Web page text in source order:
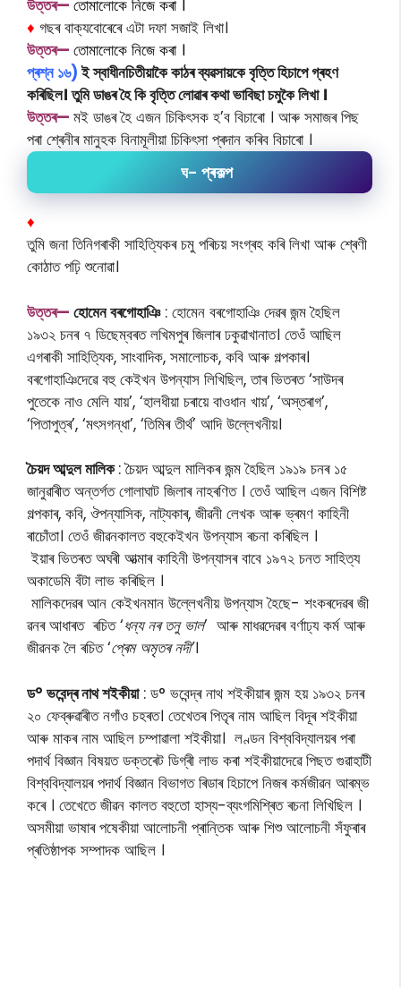
উত্তৰ— তোমালোকে নিজে কৰা ।
♦ গছৰ বাক্যবোৰেৰে এটা দফা সজাই লিখা।
উত্তৰ— তোমালোকে নিজে কৰা ।
প্ৰশ্ন ১৬)ই স্বাধীনচিতীয়াকৈ কাঠৰ ব্যৱসায়কে বৃত্তি হিচাপে গ্ৰহণ
কৰিছিল। তুমি ডাঙৰ হৈ কি বৃত্তি লোৱাৰ কথা ভাবিছা চমুকৈ লিখা ।
উত্তৰ— মই ডাঙৰ হৈ এজন চিকিৎসক হ’ব বিচাৰো । আৰু সমাজৰ পিছ
পৰা শ্ৰেনীৰ মানুহক বিনামূলীয়া চিকিৎসা প্ৰদান কৰিব বিচাৰো ।
ঘ- প্ৰকল্প
♦
তুমি জনা তিনিগৰাকী সাহিত্যিকৰ চমু পৰিচয় সংগ্ৰহ কৰি লিখা আৰু শ্ৰেণী
কোঠাত পঢ়ি শুনোৱা।
উত্তৰ— হোমেন বৰগোহাঞি: হোমেন বৰগোহাঞি দেৱৰ জন্ম হৈছিল
১৯৩২ চনৰ ৭ ডিছেম্বৰত লখিমপুৰ জিলাৰ ঢকুৱাখানাত। তেওঁ আছিল
এগৰাকী সাহিত্যিক, সাংবাদিক, সমালোচক, কবি আৰু গল্পকাৰ।
বৰগোহাঞিদেৱে বহু কেইখন উপন্যাস লিখিছিল, তাৰ ভিতৰত ‘সাউদৰ
পুতেকে নাও মেলি যায়’, ‘হালধীয়া চৰায়ে বাওধান খায়’, ‘অস্তৰাগ’,
‘পিতাপুত্ৰ’, ‘মৎসগন্ধা’, ‘তিমিৰ তীৰ্থ’ আদি উল্লেখনীয়।
চৈয়দ আব্দুল মালিক: চৈয়দ আব্দুল মালিকৰ জন্ম হৈছিল ১৯১৯ চনৰ ১৫
জানুৱাৰীত অন্তৰ্গত গোলাঘাট জিলাৰ নাহৰণিত । তেওঁ আছিল এজন বিশিষ্ট
গল্পকাৰ, কবি, ঔপন্যাসিক, নাট্যকাৰ, জীৱনী লেখক আৰু ভ্ৰমণ কাহিনী
ৰাচোঁতা। তেওঁ জীৱনকালত বহুকেইখন উপন্যাস ৰচনা কৰিছিল ।
ইয়াৰ ভিতৰত অঘৰী আত্মাৰ কাহিনী উপন্যাসৰ বাবে ১৯৭২ চনত সাহিত্য
অকাডেমি বঁটা লাভ কৰিছিল ।
মালিকদেৱৰ আন কেইখনমান উল্লেখনীয় উপন্যাস হৈছে- শংকৰদেৱৰ জী
ৱনৰ আধাৰত ৰচিত ‘ধন্য নৰ তনু ভাল’ আৰু মাধৱদেৱৰ বৰ্ণাঢ্য কৰ্ম আৰু
জীৱনক লৈ ৰচিত ‘প্ৰেম অমৃতৰ নদী’।
ড° ভবেন্দ্ৰ নাথ শইকীয়া: ড° ভবেন্দ্ৰ নাথ শইকীয়াৰ জন্ম হয় ১৯৩২ চনৰ
২০ ফেব্ৰুৱাৰীত নগাঁও চহৰত। তেখেতৰ পিতৃৰ নাম আছিল বিদূৰ শইকীয়া
আৰু মাকৰ নাম আছিল চম্পাৱালা শইকীয়া। লণ্ডন বিশ্ববিদ্যালয়ৰ পৰা
পদাৰ্থ বিজ্ঞান বিষয়ত ডক্তৰেট ডিগ্ৰী লাভ কৰা শইকীয়াদেৱে পিছত গুৱাহাটী
বিশ্ববিদ্যালয়ৰ পদাৰ্থ বিজ্ঞান বিভাগত ৰিডাৰ হিচাপে নিজৰ কৰ্মজীৱন আৰম্ভ
কৰে । তেখেতে জীৱন কালত বহুতো হাস্য-ব্যংগমিশ্ৰিত ৰচনা লিখিছিল ।
অসমীয়া ভাষাৰ পষেকীয়া আলোচনী প্ৰান্তিক আৰু শিশু আলোচনী সঁফুৰাৰ
প্ৰতিষ্ঠাপক সম্পাদক আছিল ।